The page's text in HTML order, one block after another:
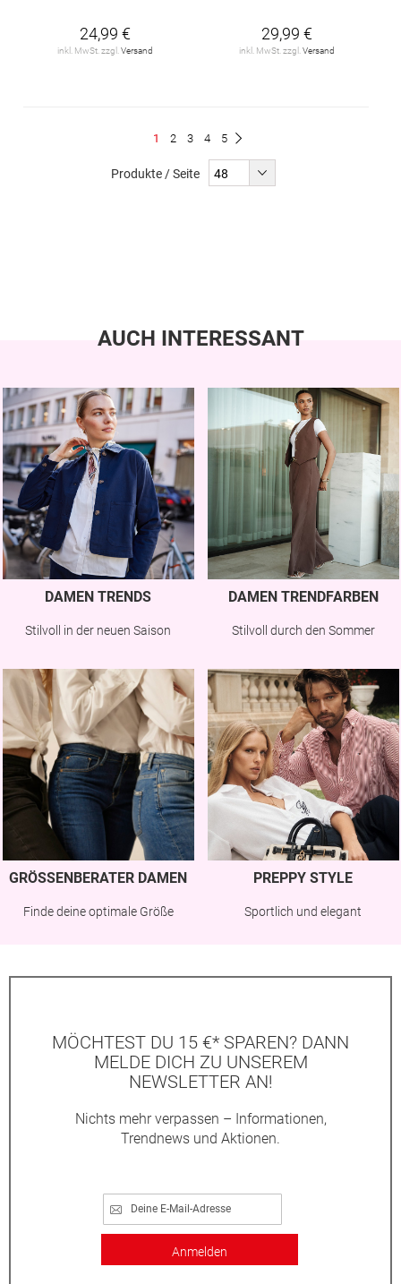
24,99 €
inkl. MwSt. zzgl. Versand
29,99 €
inkl. MwSt. zzgl. Versand
Du
1 Seite
2 Seite
3 Seite
4 Seite
5
Produkte / Seite
AUCH INTERESSANT
DAMEN TRENDS
Stilvoll in der neuen Saison
DAMEN TRENDFARBEN
Stilvoll durch den Sommer
GRÖSSENBERATER DAMEN
Finde deine optimale Größe
PREPPY STYLE
Sportlich und elegant
MÖCHTEST DU 15 €* SPAREN? DANN
MELDE DICH ZU UNSEREM
NEWSLETTER AN!
Nichts mehr verpassen – Informationen,
Trendnews und Aktionen.
Anmelden